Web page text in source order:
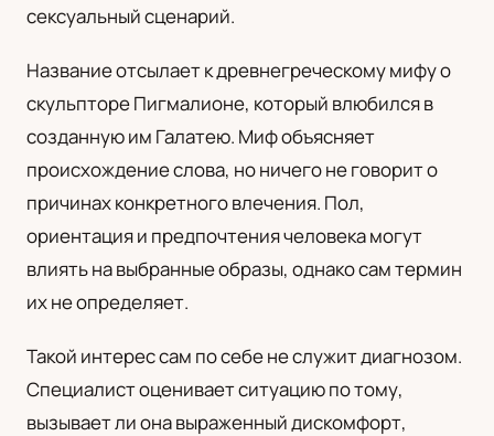
сексуальный сценарий.
Название отсылает к древнегреческому мифу о
скульпторе Пигмалионе, который влюбился в
созданную им Галатею. Миф объясняет
происхождение слова, но ничего не говорит о
причинах конкретного влечения. Пол,
ориентация и предпочтения человека могут
влиять на выбранные образы, однако сам термин
их не определяет.
Такой интерес сам по себе не служит диагнозом.
Специалист оценивает ситуацию по тому,
вызывает ли она выраженный дискомфорт,